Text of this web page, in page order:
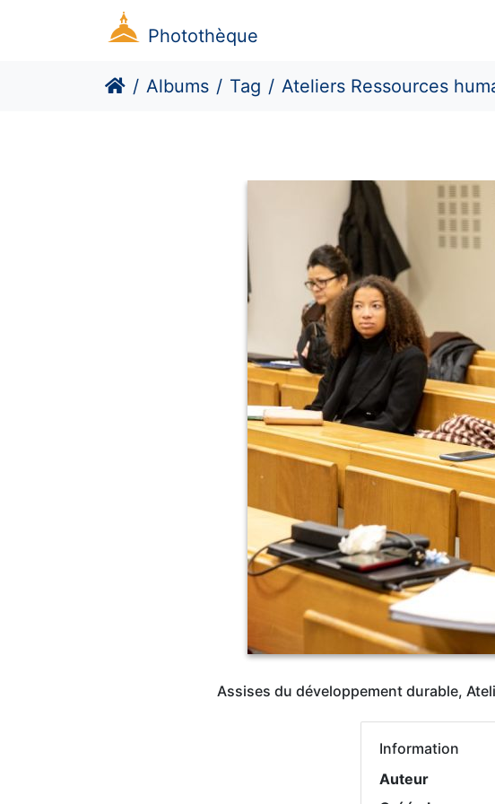
Photothèque
Albums Tag Ateliers Ressources
Assises du développement durable,
Information
Auteur